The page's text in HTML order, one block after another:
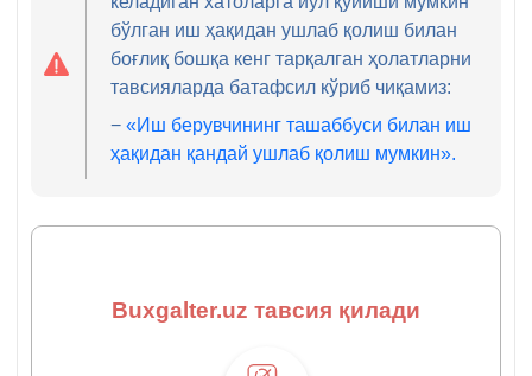
бўлган иш ҳақидан ушлаб қолиш билан
боғлиқ бошқа кенг тарқалган ҳолатларни
тавсияларда батафсил кўриб чиқамиз:
−«Иш берувчининг ташаббуси билан иш
ҳақидан қандай ушлаб қолиш мумкин».
Buxgalter.uz тавсия қилади